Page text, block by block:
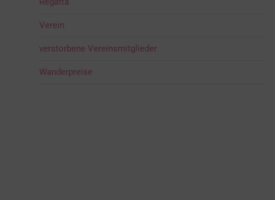
Verein
verstorbene Vereinsmitglieder
Wanderpreise